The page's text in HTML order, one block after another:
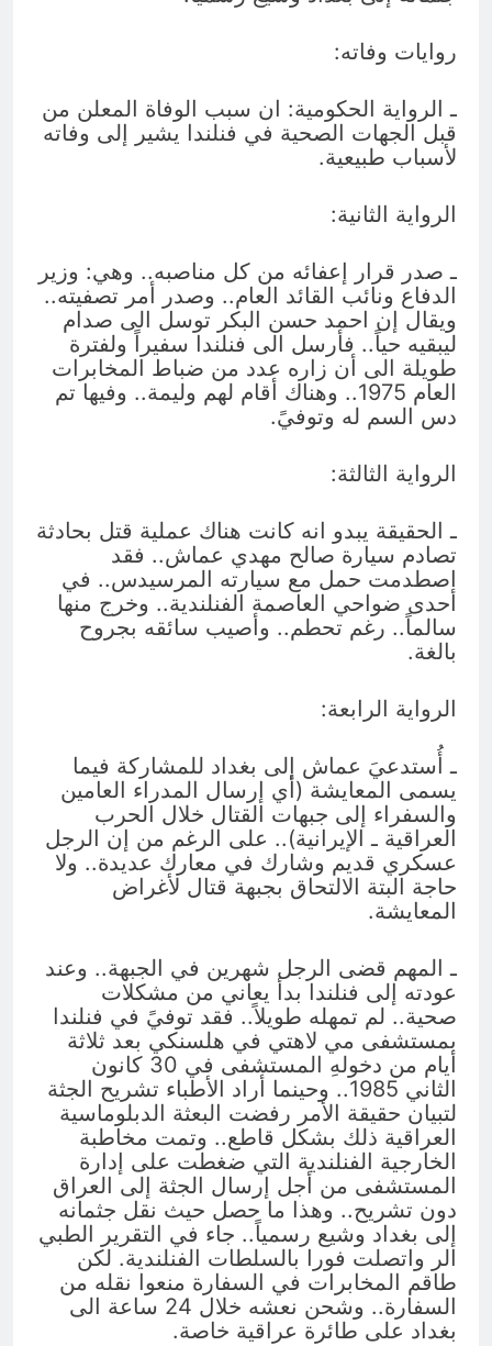
روايات وفاته:
ـ الرواية الحكومية: ان سبب الوفاة المعلن من
قبل الجهات الصحية في فنلندا يشير إلى وفاته
لأسباب طبيعية.
الرواية الثانية:
ـ صدر قرار إعفائه من كل مناصبه.. وهي: وزير
الدفاع ونائب القائد العام.. وصدر أمر تصفيته..
ويقال إن احمد حسن البكر توسل الى صدام
ليبقيه حياً.. فأرسل الى فنلندا سفيراً ولفترة
طويلة الى أن زاره عدد من ضباط المخابرات
العام 1975.. وهناك أقام لهم وليمة.. وفيها تم
دس السم له وتوفيً.
الرواية الثالثة:
ـ الحقيقة يبدو انه كانت هناك عملية قتل بحادثة
تصادم سيارة صالح مهدي عماش.. فقد
اصطدمت حمل مع سيارته المرسيدس.. في
أحدى ضواحي العاصمة الفنلندية.. وخرج منها
سالماً.. رغم تحطم.. وأصيب سائقه بجروح
بالغة.
الرواية الرابعة:
ـ أُستدعيَ عماش إلى بغداد للمشاركة فيما
يسمى المعايشة (أي إرسال المدراء العامين
والسفراء إلى جبهات القتال خلال الحرب
العراقية ـ الإيرانية).. على الرغم من إن الرجل
عسكري قديم وشارك في معارك عديدة.. ولا
حاجة البتة الالتحاق بجبهة قتال لأغراض
المعايشة.
ـ المهم قضى الرجل شهرين في الجبهة.. وعند
عودته إلى فنلندا بدأ يعاني من مشكلات
صحية.. لم تمهله طويلاً.. فقد توفيً في فنلندا
بمستشفى مي لاهتي في هلسنكي بعد ثلاثة
أيام من دخولهِ المستشفى في 30 كانون
الثاني 1985.. وحينما أراد الأطباء تشريح الجثة
لتبيان حقيقة الأمر رفضت البعثة الدبلوماسية
العراقية ذلك بشكل قاطع.. وتمت مخاطبة
الخارجية الفنلندية التي ضغطت على إدارة
المستشفى من أجل إرسال الجثة إلى العراق
دون تشريح.. وهذا ما حصل حيث نقل جثمانه
إلى بغداد وشيع رسمياً.. جاء في التقرير الطبي
الر واتصلت فورا بالسلطات الفنلندية. لكن
طاقم المخابرات في السفارة منعوا نقله من
السفارة.. وشحن نعشه خلال 24 ساعة الى
بغداد على طائرة عراقية خاصة.